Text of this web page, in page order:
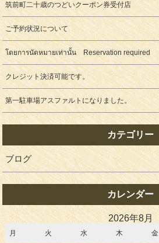
筑前町二十歳のつどいクーポン券受付店
ご予約状況について
โดยการนัดหมายเท่านั้น Reservation required
クレジット決済可能です。
第一駐車場アスファルトになりました。
カテゴリー
ブログ
カレンダー
2026年8月
月 火 水 木 金